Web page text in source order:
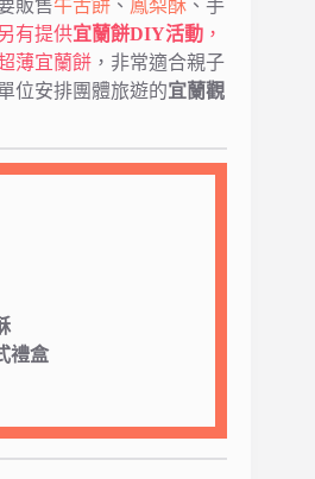
販售牛舌餅 、 鳳梨酥 、手
有提供宜蘭餅DIY活動 ，
薄宜蘭餅 ，非常適合親子
位安排團體旅遊的宜蘭觀
禮盒